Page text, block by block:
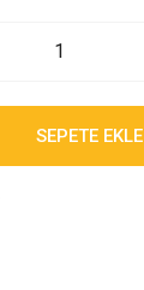
SEPETE EKLE